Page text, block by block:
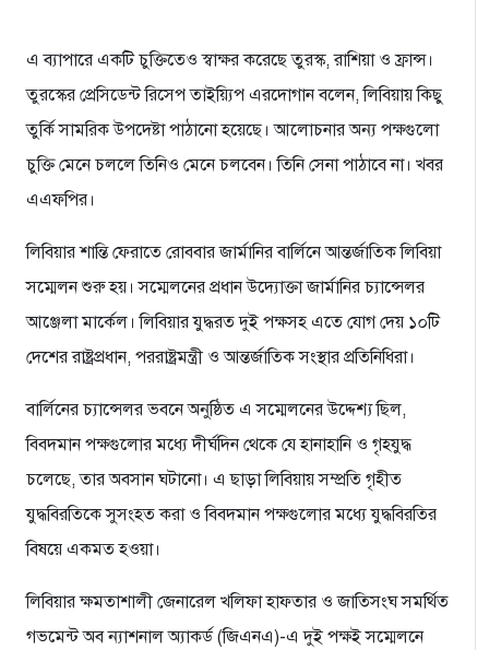
এ ব্যাপারে একটি চুক্তিতেও স্বাক্ষর করেছে তুরস্ক, রাশিয়া ও ফ্রান্স।
তুরস্কের প্রেসিডেন্ট রিসেপ তাইয়্যিপ এরদোগান বলেন, লিবিয়ায় কিছু
তুর্কি সামরিক উপদেষ্টা পাঠানো হয়েছে। আলোচনার অন্য পক্ষগুলো
চুক্তি মেনে চললে তিনিও মেনে চলবেন। তিনি সেনা পাঠাবে না। খবর
এএফপির।
লিবিয়ার শান্তি ফেরাতে রোববার জার্মানির বার্লিনে আন্তর্জাতিক লিবিয়া
সম্মেলন শুরু হয়। সম্মেলনের প্রধান উদ্যোক্তা জার্মানির চ্যান্সেলর
আঞ্জেলা মার্কেল। লিবিয়ার যুদ্ধরত দুই পক্ষসহ এতে যোগ দেয় ১০টি
দেশের রাষ্ট্রপ্রধান, পররাষ্ট্রমন্ত্রী ও আন্তর্জাতিক সংস্থার প্রতিনিধিরা।
বার্লিনের চ্যান্সেলর ভবনে অনুষ্ঠিত এ সম্মেলনের উদ্দেশ্য ছিল,
বিবদমান পক্ষগুলোর মধ্যে দীর্ঘদিন থেকে যে হানাহানি ও গৃহযুদ্ধ
চলেছে, তার অবসান ঘটানো। এ ছাড়া লিবিয়ায় সম্প্রতি গৃহীত
যুদ্ধবিরতিকে সুসংহত করা ও বিবদমান পক্ষগুলোর মধ্যে যুদ্ধবিরতির
বিষয়ে একমত হওয়া।
লিবিয়ার ক্ষমতাশালী জেনারেল খলিফা হাফতার ও জাতিসংঘ সমর্থিত
গভমেন্ট অব ন্যাশনাল অ্যাকর্ড (জিএনএ)-এ দুই পক্ষই সম্মেলনে